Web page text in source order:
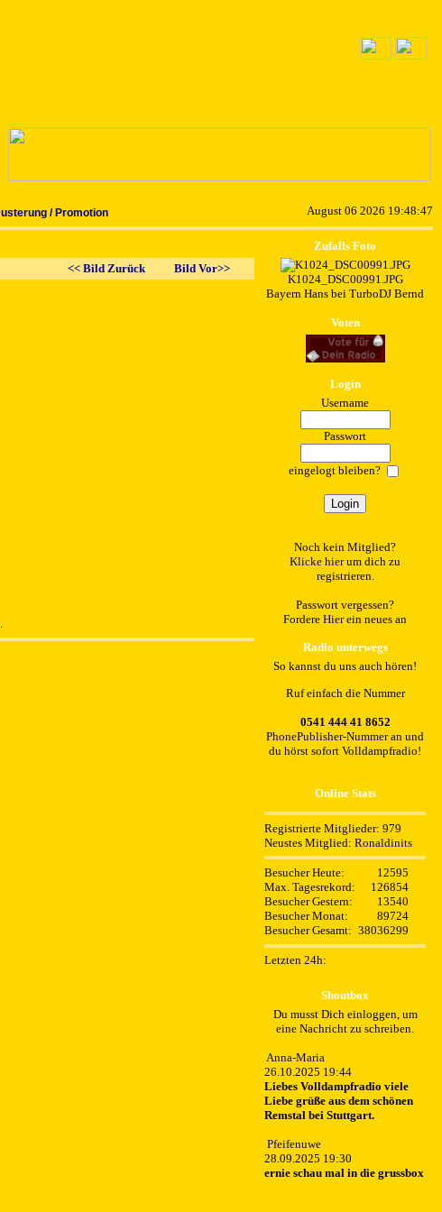
/ Promotion August 06 2026 19:48:47
<< Bild Zurück Bild Vor>>
Zufalls Foto
K1024_DSC00991.JPG
Bayern Hans bei TurboDJ Bernd
Voten
Login
Username
Passwort
eingelogt bleiben?
Noch kein Mitglied?
Klicke hierum dich zu
registrieren.
Passwort vergessen?
Fordere Hierein neues an
Radio unterwegs
So kannst du uns auch hören!
Ruf einfach die Nummer
0541 444 41 8652
PhonePublisher-Nummeran und
du hörst sofort Volldampfradio!
Online Stats
Registrierte Mitglieder: 979
Neustes Mitglied: Ronaldinits
Besucher Heute:
12595
Max. Tagesrekord:
126854
Besucher Gestern:
13540
Besucher Monat:
89724
Besucher Gesamt: 38036299
Letzten 24h:
Shoutbox
Du musst Dich einloggen, um
eine Nachricht zu schreiben.
Anna-Maria
26.10.2025 19:44
Liebes Volldampfradio viele
Liebe grüße aus dem schönen
Remstal bei Stuttgart.
Pfeifenuwe
28.09.2025 19:30
ernie schau mal in die grussbox